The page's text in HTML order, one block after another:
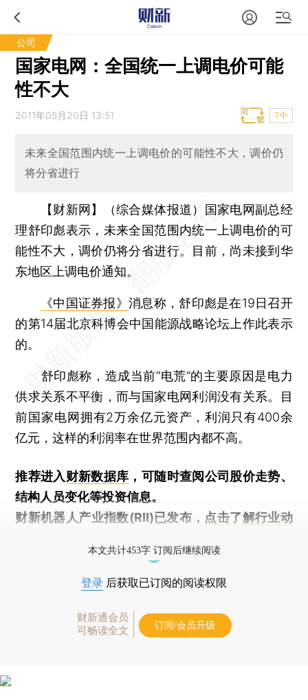
公司
国家电网：全国统一上调电价可能
性不大
2011年05月20日 13:51 T中
未来全国范围内统一上调电价的可能性不大，调价仍
将分省进行
【财新网】（综合媒体报道）
国家电网副总经
理舒印彪表示，未来全国范围内统一上调电价的可
能性不大，调价仍将分省进行。目前，尚未接到华
东地区上调电价通知。
《中国证券报》消息称，舒印彪是在19日召开
的第14届北京科博会中国能源战略论坛上作此表示
的。
舒印彪称，造成当前“电荒”的主要原因是电力
供求关系不平衡，而与国家电网利润没有关系。目
前国家电网拥有2万余亿元资产，利润只有400余
亿元，这样的利润率在世界范围内都不高。
推荐进入财新数据库 ，可随时查阅公司股价走势、
结构人员变化等投资信息。
财新机器人产业指数(RII)已发布， 点击了解行业动
本文共计453字 订阅后继续阅读
登录 后获取已订阅的阅读权限
财新通会员
可畅读全文
订阅/会员升级